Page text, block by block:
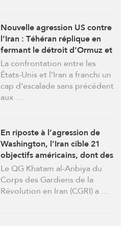
Nouvelle agression US contre
l’Iran : Téhéran réplique en
fermant le détroit d’Ormuz et
en ciblant les bases et les
forces US dans plusieurs pays
La confrontation entre les
États-Unis et l’Iran a franchi un
cap d’escalade sans précédent
aux …
En riposte à l’agression de
Washington, l’Iran cible 21
objectifs américains, dont des
hangars de chasseurs F-35 à
Al-Azraq, en Jordanie
Le QG Khatam al-Anbiya du
Corps des Gardiens de la
Révolution en Iran (CGRI) a …